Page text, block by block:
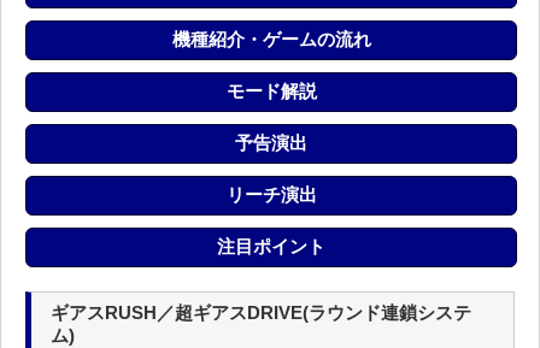
機種紹介・ゲームの流れ
モード解説
予告演出
リーチ演出
注目ポイント
ギアスRUSH／超ギアスDRIVE(ラウンド連鎖システ
ム)